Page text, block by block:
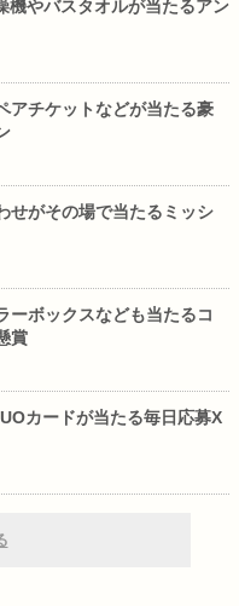
機やバスタオルが当たるアン
アチケットなどが当たる豪
せがその場で当たるミッシ
ーボックスなども当たるコ
賞
カードが当たる毎日応募X